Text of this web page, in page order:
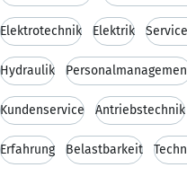
Elektrotechnik Elektrik
Hydraulik
Kundenservice Antriebstechnik
Erfahrung Belastbarkeit